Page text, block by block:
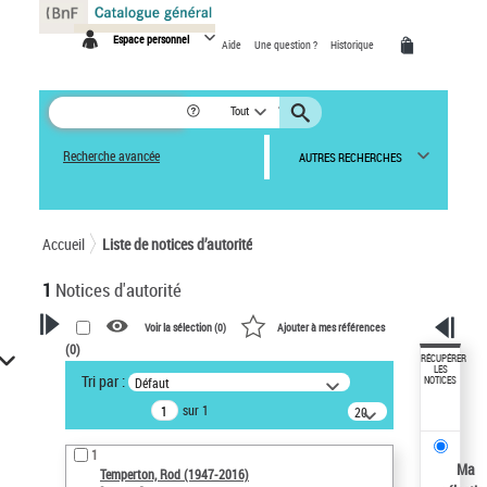
Espace personnel Aide Une question ? Historique
Tout
Recherche avancée AUTRES RECHERCHES
Accueil Liste de notices d’autorité
1 Notices d'autorité
VOTRE RECHERCHE
Recherche avancée dans les
notices d’autorité
Œuvres liées à l'auteur :
Temperton, Rod (1947-2016)
Voir la sélection (0) Ajouter à mes références
(0)
Tri par : Défaut
sur 1
20
résultats/page
1
Temperton, Rod (1947-2016)
RÉCUPÉRER
LES
NOTICES
Ma
Panneau de gestion des cookies